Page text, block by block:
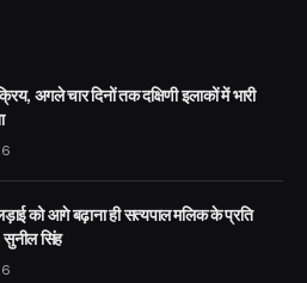
अगले चार दिनों तक दक्षिणी इलाकों में भारी
को आगे बढ़ाना ही सत्यपाल मलिक के प्रति
सुनील सिंह